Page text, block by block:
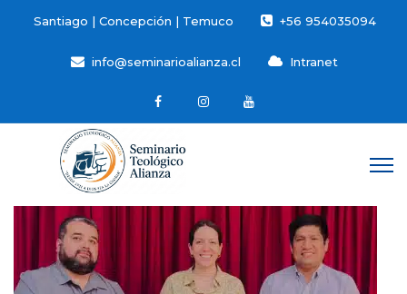
Santiago | Concepción | Temuco +56 954035094
info@seminarioalianza.cl Intranet